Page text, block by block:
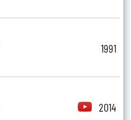
1991
2014